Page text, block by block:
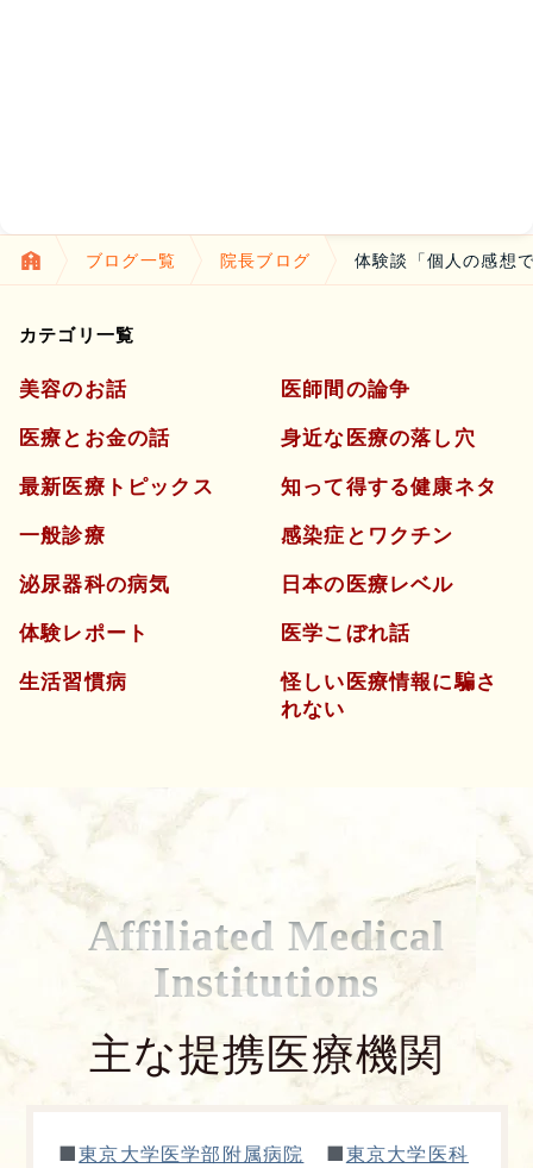
ブログ一覧 院長ブログ 体験談「個人の感想
カテゴリ一覧
美容のお話
医療とお金の話
最新医療トピックス
一般診療
泌尿器科の病気
体験レポート
生活習慣病
医師間の論争
身近な医療の落し穴
知って得する健康ネタ
感染症とワクチン
日本の医療レベル
医学こぼれ話
怪しい医療情報に騙さ
れない
Affiliated Medical
Institutions
主な提携医療機関
■東京大学医学部附属病院 ■東京大学医科